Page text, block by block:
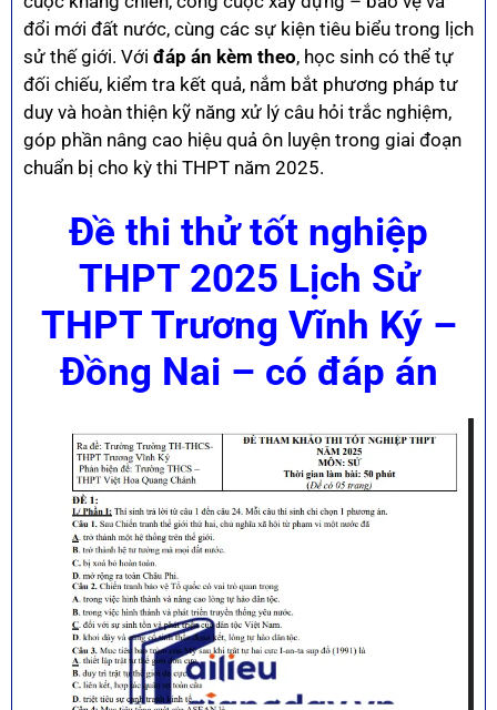
đổi mới đất nước, cùng các sự kiện tiêu biểu trong lịch
sử thế giới. Với đáp án kèm theo, học sinh có thể tự
đối chiếu, kiểm tra kết quả, nắm bắt phương pháp tư
duy và hoàn thiện kỹ năng xử lý câu hỏi trắc nghiệm,
góp phần nâng cao hiệu quả ôn luyện trong giai đoạn
chuẩn bị cho kỳ thi THPT năm 2025.
Đề thi thử tốt nghiệp
THPT 2025 Lịch Sử
THPT Trương Vĩnh Ký –
Đồng Nai – có đáp án